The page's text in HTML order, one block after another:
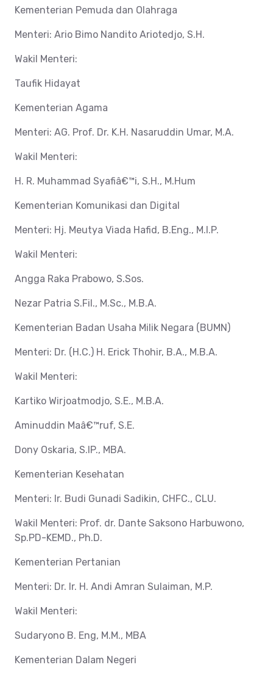
Kementerian Pemuda dan Olahraga
Menteri: Ario Bimo Nandito Ariotedjo, S.H.
Wakil Menteri:
Taufik Hidayat
Kementerian Agama
Menteri: AG. Prof. Dr. K.H. Nasaruddin Umar, M.A.
Wakil Menteri:
H. R. Muhammad Syafiâ€™i, S.H., M.Hum
Kementerian Komunikasi dan Digital
Menteri: Hj. Meutya Viada Hafid, B.Eng., M.I.P.
Wakil Menteri:
Angga Raka Prabowo, S.Sos.
Nezar Patria S.Fil., M.Sc., M.B.A.
Kementerian Badan Usaha Milik Negara (BUMN)
Menteri: Dr. (H.C.) H. Erick Thohir, B.A., M.B.A.
Wakil Menteri:
Kartiko Wirjoatmodjo, S.E., M.B.A.
Aminuddin Maâ€™ruf, S.E.
Dony Oskaria, S.IP., MBA.
Kementerian Kesehatan
Menteri: Ir. Budi Gunadi Sadikin, CHFC., CLU.
Wakil Menteri: Prof. dr. Dante Saksono Harbuwono,
Sp.PD-KEMD., Ph.D.
Kementerian Pertanian
Menteri: Dr. Ir. H. Andi Amran Sulaiman, M.P.
Wakil Menteri:
Sudaryono B. Eng, M.M., MBA
Kementerian Dalam Negeri